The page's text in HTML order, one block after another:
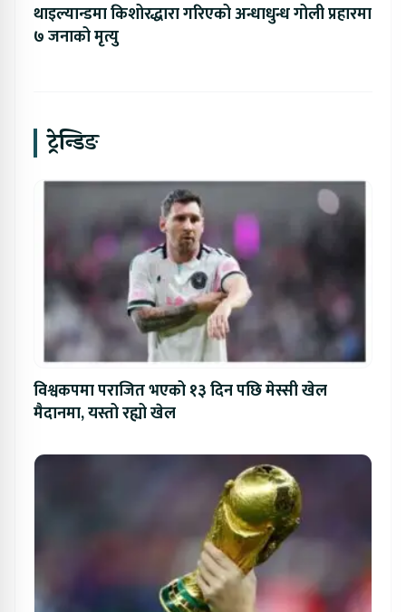
थाइल्यान्डमा किशोरद्धारा गरिएको अन्धाधुन्ध गोली प्रहारमा
७ जनाको मृत्यु
ट्रेन्डिङ
विश्वकपमा पराजित भएको १३ दिन पछि मेस्सी खेल
मैदानमा, यस्तो रह्यो खेल